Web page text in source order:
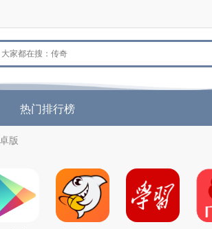
热门排行榜
版